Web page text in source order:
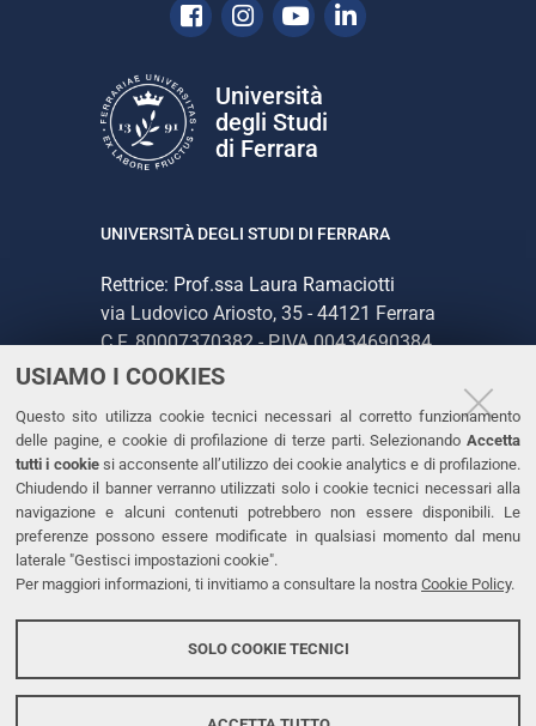
USIAMO I COOKIES
Questo sito utilizza cookie tecnici necessari al corretto funzionamento
delle pagine, e cookie di profilazione di terze parti. Selezionando Accetta
tutti i cookiesi acconsente all’utilizzo dei cookie analytics e di profilazione.
Chiudendo il banner verranno utilizzati solo i cookie tecnici necessari alla
navigazione e alcuni contenuti potrebbero non essere disponibili. Le
preferenze possono essere modificate in qualsiasi momento dal menu
laterale "Gestisci impostazioni cookie".
Per maggiori informazioni, ti invitiamo a consultare la nostra Cookie Policy.
SOLO COOKIE TECNICI
Facebook
Instagram
YoutubeLinkedin
Università
degli Studi
di Ferrara
UNIVERSITÀ DEGLI STUDI DI FERRARA
Rettrice: Prof.ssa Laura Ramaciotti
via Ludovico Ariosto, 35 - 44121 Ferrara
C.F. 80007370382 - P.IVA 00434690384
CONTATTI
Tel. +39 0532 293111
Fax. +39 0532 293031
PEC
LINKS
Accessibilità
Protezione dati personali